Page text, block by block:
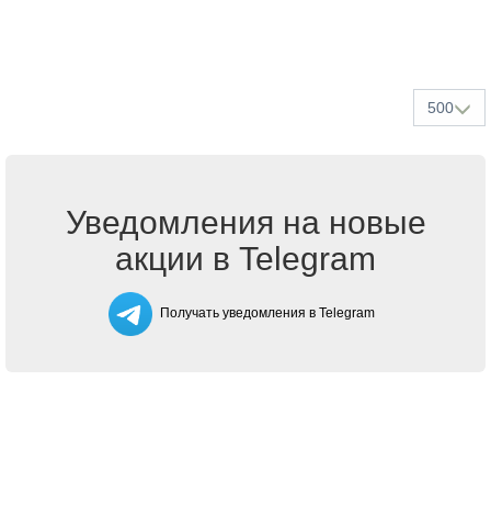
500
Уведомления на новые
акции в Telegram
Получать уведомления в Telegram